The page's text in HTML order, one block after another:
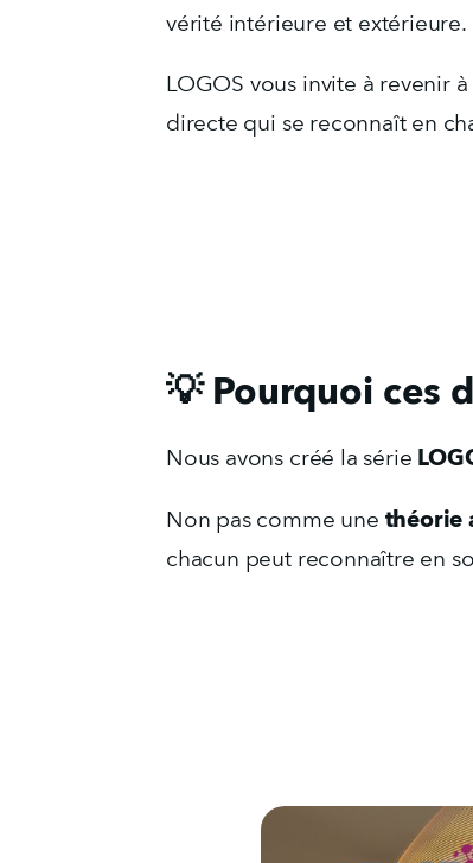
vérité intérieure et extérieure.
LOGOS vous invite à revenir
directe qui se reconnaît en
💡 Pourquoi ces
Nous avons créé la série
Non pas comme une théorie
chacun peut reconnaître en